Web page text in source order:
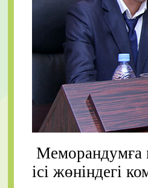
Меморандумға
ісі жөніндегі